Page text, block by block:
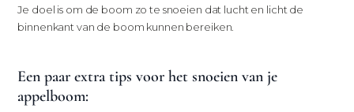
Je doel is om de boom zo te snoeien dat lucht en licht de
binnenkant van de boom kunnen bereiken.
Een paar extra tips voor het snoeien van je
appelboom: